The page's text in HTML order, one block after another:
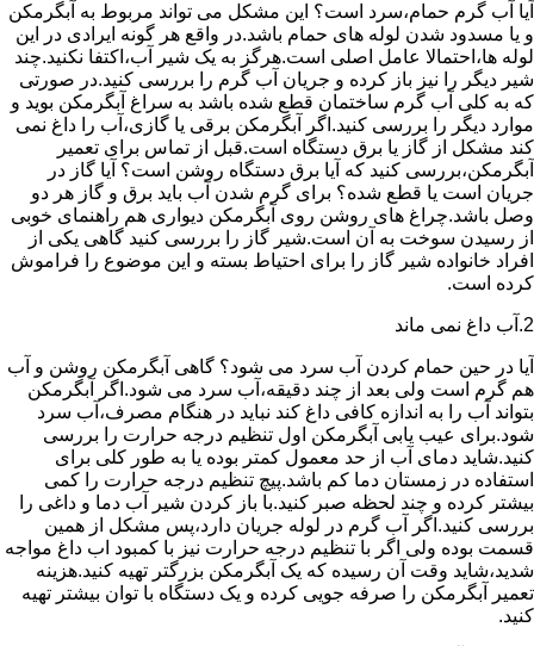
آیا آب گرم حمام،سرد است؟ این مشکل می تواند مربوط به آبگرمکن
و یا مسدود شدن لوله های حمام باشد.در واقع هر گونه ایرادی در این
لوله ها،احتمالا عامل اصلی است.هرگز به یک شیر آب،اکتفا نکنید.چند
شیر دیگر را نیز باز کرده و جریان آب گرم را بررسی کنید.در صورتی
که به کلی آب گرم ساختمان قطع شده باشد به سراغ آبگرمکن بوید و
موارد دیگر را بررسی کنید.اگر آبگرمکن برقی یا گازی،آب را داغ نمی
کند مشکل از گاز یا برق دستگاه است.قبل از تماس برای تعمیر
آبگرمکن،بررسی کنید که آیا برق دستگاه روشن است؟ آیا گاز در
جریان است یا قطع شده؟ برای گرم شدن آب باید برق و گاز هر دو
وصل باشد.چراغ های روشن روی آبگرمکن دیواری هم راهنمای خوبی
از رسیدن سوخت به آن است.شیر گاز را بررسی کنید گاهی یکی از
افراد خانواده شیر گاز را برای احتیاط بسته و این موضوع را فراموش
کرده است.
2.آب داغ نمی ماند
آیا در حین حمام کردن آب سرد می شود؟ گاهی آبگرمکن روشن و آب
هم گرم است ولی بعد از چند دقیقه،آب سرد می شود.اگر آبگرمکن
بتواند آب را به اندازه کافی داغ کند نباید در هنگام مصرف،آب سرد
شود.برای عیب یابی آبگرمکن اول تنظیم درجه حرارت را بررسی
کنید.شاید دمای آب از حد معمول کمتر بوده یا به طور کلی برای
استفاده در زمستان دما کم باشد.پیچ تنظیم درجه حرارت را کمی
بیشتر کرده و چند لحظه صبر کنید.با باز کردن شیر آب دما و داغی را
بررسی کنید.اگر آب گرم در لوله جریان دارد،پس مشکل از همین
قسمت بوده ولی اگر با تنظیم درجه حرارت نیز با کمبود اب داغ مواجه
شدید،شاید وقت آن رسیده که یک آبگرمکن بزرگتر تهیه کنید.هزینه
تعمیر آبگرمکن را صرفه جویی کرده و یک دستگاه با توان بیشتر تهیه
کنید.